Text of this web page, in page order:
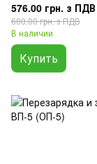
576.00 грн. з ПДВ
600.00 грн. з ПДВ
В наличии
Купить